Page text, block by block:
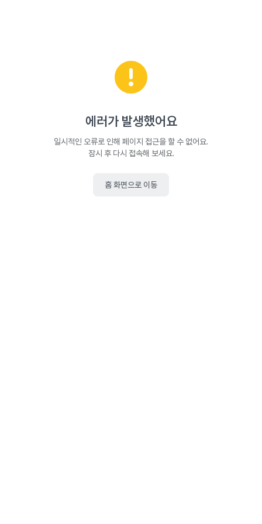
에러가 발생했어요
일시적인 오류로 인해 페이지 접근을 할 수 없어요.
잠시 후 다시 접속해 보세요.
홈 화면으로 이동